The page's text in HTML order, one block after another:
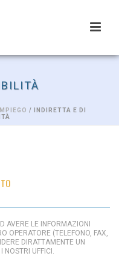
/ INDIRETTA E DI
AVERE LE INFORMAZIONI
OPERATORE (TELEFONO, FAX,
DIRATTAMENTE UN
NOSTRI UFFICI.